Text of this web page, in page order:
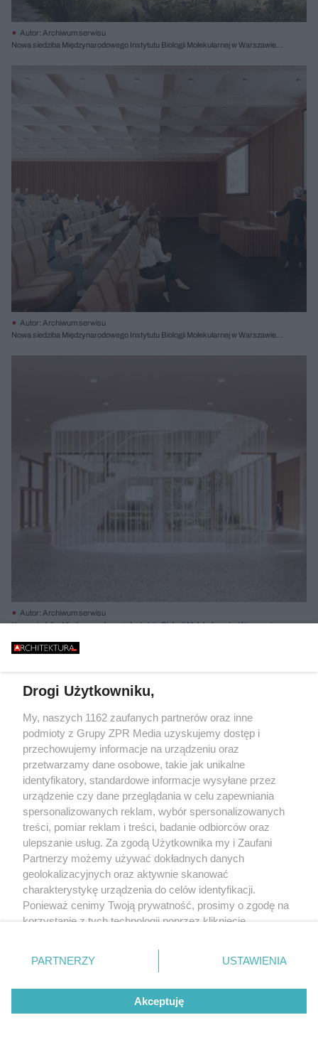
Autor: Archiwum serwisu
Nowa siedziba Międzynarodowego Instytutu Biologii Molekularnej w Warszawie,
Autor: Archiwum serwisu
Nowa siedziba Międzynarodowego Instytutu Biologii Molekularnej w Warszawie,
Autor: Archiwum serwisu
Nowa siedziba Międzynarodowego Instytutu Biologii Molekularnej w Warszawie,
Autor: Archiwum serwisu
Nowa siedziba Międzynarodowego Instytutu Biologii Molekularnej w Warszawie,
Drogi Użytkowniku,
My, naszych 1162 zaufanych partnerów oraz inne
podmioty z Grupy ZPR Media uzyskujemy dostęp i
przechowujemy informacje na urządzeniu oraz
przetwarzamy dane osobowe, takie jak unikalne
identyfikatory, standardowe informacje wysyłane przez
urządzenie czy dane przeglądania w celu zapewniania
spersonalizowanych reklam, wybór spersonalizowanych
treści, pomiar reklam i treści, badanie odbiorców oraz
ulepszanie usług. Za zgodą Użytkownika my i Zaufani
Partnerzy możemy używać dokładnych danych
geolokalizacyjnych oraz aktywnie skanować
charakterystykę urządzenia do celów identyfikacji.
Ponieważ cenimy Twoją prywatność, prosimy o zgodę na
korzystanie z tych technologii poprzez kliknięcie
zmienić/wycofać klikając przycisk ustawień prywatności
znajdujący się w lewym dolnym rogu strony
rodzaje przetwarzania danych nie wymagają zgody
użytkownika, ale masz prawo sprzeciwić się takiemu
przetwarzaniu. Preferencje będą miały zastosowanie tylko
PARTNERZY USTAWIENIA
Akceptuję